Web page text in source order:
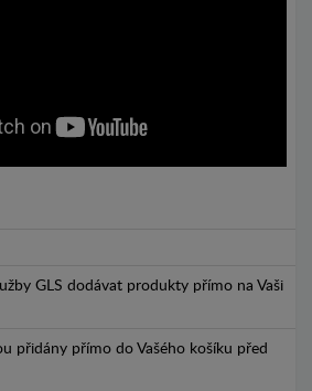
GLS dodávat produkty přímo na Vaši
přidány přímo do Vašého košíku před